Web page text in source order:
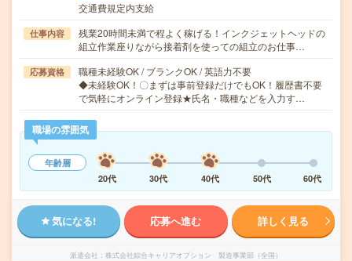
交通費規定内支給
仕事内容
残業20時間未満で程よく稼げる！インクジェットヘッドの
組立作業座りながら接着剤を使っての組立のお仕事…
応募資格
職種未経験OK / ブランクOK / 英語力不要
◆未経験OK！〇まずは事前登録だけでもOK！履歴書不要
で気軽にオンライン登録★氏名・職種などを入力す…
職場の雰囲気
年齢層
20代
30代 40代 50代 60代
気になる! 応募へ進む 詳しく見る
派遣会社 株式会社綜合キャリアオプション 製造事業部（全国）